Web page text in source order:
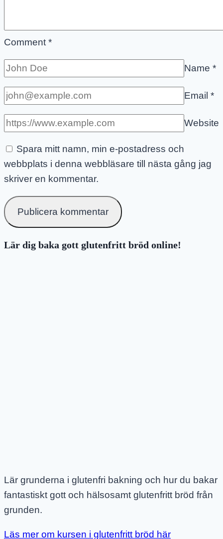
Comment *
Name *
Email *
Website
Spara mitt namn, min e-postadress och
webbplats i denna webbläsare till nästa gång jag
skriver en kommentar.
Lär dig baka gott glutenfritt bröd online!
Lär grunderna i glutenfri bakning och hur du bakar
fantastiskt gott och hälsosamt glutenfritt bröd från
grunden.
Läs mer om kursen i glutenfritt bröd här